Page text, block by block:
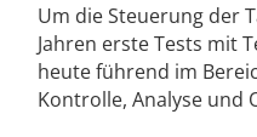
Um die Steuerung der
Jahren erste Tests mit
heute führend im
Kontrolle, Analyse und